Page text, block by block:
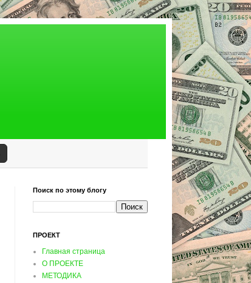
Поиск по этому блогу
ПРОЕКТ
Главная страница
О ПРОЕКТЕ
МЕТОДИКА